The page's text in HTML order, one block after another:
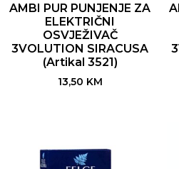
AMBI PUR PUNJENJE ZA
ELEKTRIČNI
OSVJEŽIVAČ
3VOLUTION SIRACUSA
(Artikal 3521)
13,50 KM